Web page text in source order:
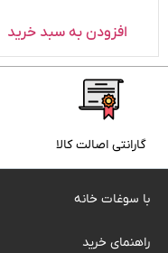
افزودن به سبد خرید
گارانتی اصالت کالا
با سوغات خانه
راهنمای خرید